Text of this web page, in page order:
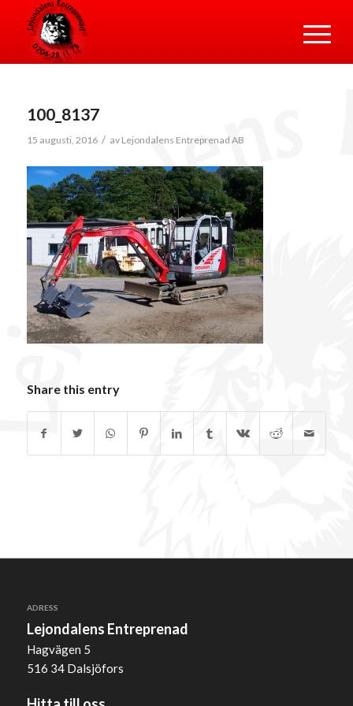
100_8137
15 augusti, 2016 / av Lejondalens Entreprenad AB
Share this entry
ADRESS
Lejondalens Entreprenad
Hagvägen 5
516 34 Dalsjöfors